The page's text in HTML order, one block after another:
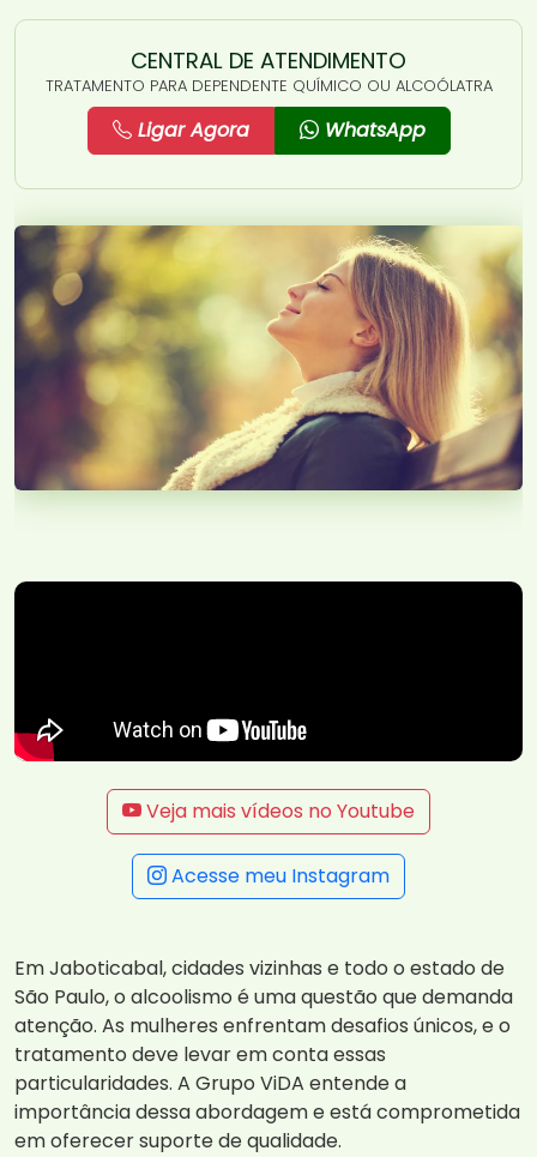
CENTRAL DE ATENDIMENTO
TRATAMENTO PARA DEPENDENTE QUÍMICO OU ALCOÓLATRA
Ligar Agora WhatsApp
Veja mais vídeos no Youtube
Acesse meu Instagram
Em Jaboticabal, cidades vizinhas e todo o estado de
São Paulo, o alcoolismo é uma questão que demanda
atenção. As mulheres enfrentam desafios únicos, e o
tratamento deve levar em conta essas
particularidades. A Grupo ViDA entende a
importância dessa abordagem e está comprometida
em oferecer suporte de qualidade.